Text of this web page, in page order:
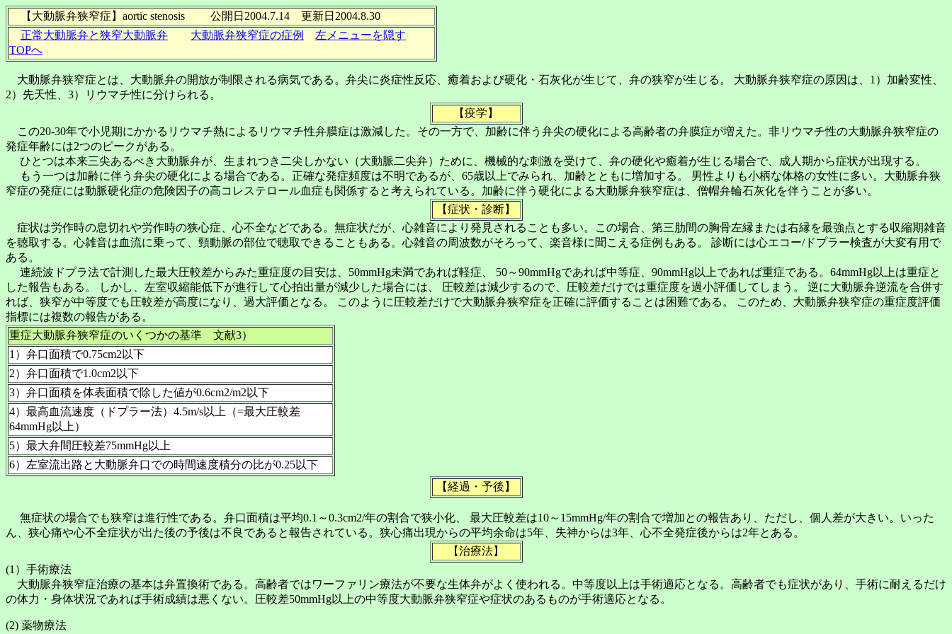
【大動脈弁狭窄症】aortic stenosis 公開日2004.7.14 更新日2004.8.30
正常大動脈弁と狭窄大動脈弁
大動脈弁狭窄症の症例
左メニューを隠す
TOPへ
大動脈弁狭窄症とは、大動脈弁の開放が制限される病気である。弁尖に炎症性反応、癒着および硬化・石灰化が生じて、弁の狭窄が生じる。 大動脈弁狭窄症の原因は、1）加齢変性、
2）先天性、3）リウマチ性に分けられる。
【疫学】
この20-30年で小児期にかかるリウマチ熱によるリウマチ性弁膜症は激減した。その一方で、加齢に伴う弁尖の硬化による高齢者の弁膜症が増えた。非リウマチ性の大動脈弁狭窄症の
発症年齢には2つのピークがある。
ひとつは本来三尖あるべき大動脈弁が、生まれつき二尖しかない（大動脈二尖弁）ために、機械的な刺激を受けて、弁の硬化や癒着が生じる場合で、成人期から症状が出現する。
もう一つは加齢に伴う弁尖の硬化による場合である。正確な発症頻度は不明であるが、65歳以上でみられ、加齢とともに増加する。 男性よりも小柄な体格の女性に多い。大動脈弁狭
窄症の発症には動脈硬化症の危険因子の高コレステロール血症も関係すると考えられている。加齢に伴う硬化による大動脈弁狭窄症は、僧帽弁輪石灰化を伴うことが多い。
【症状・診断】
症状は労作時の息切れや労作時の狭心症、心不全などである。無症状だが、心雑音により発見されることも多い。この場合、第三肋間の胸骨左縁または右縁を最強点とする収縮期雑音
を聴取する。心雑音は血流に乗って、頸動脈の部位で聴取できることもある。心雑音の周波数がそろって、楽音様に聞こえる症例もある。 診断には心エコー/ドプラー検査が大変有用で
ある。
連続波ドプラ法で計測した最大圧較差からみた重症度の目安は、50mmHg未満であれば軽症、 50～90mmHgであれば中等症、90mmHg以上であれば重症である。64mmHg以上は重症と
した報告もある。 しかし、左室収縮能低下が進行して心拍出量が減少した場合には、 圧較差は減少するので、圧較差だけでは重症度を過小評価してしまう。 逆に大動脈弁逆流を合併す
れば、狭窄が中等度でも圧較差が高度になり、過大評価となる。 このように圧較差だけで大動脈弁狭窄症を正確に評価することは困難である。 このため、大動脈弁狭窄症の重症度評価
指標には複数の報告がある。
重症大動脈弁狭窄症のいくつかの基準 文献3）
1）弁口面積で0.75cm2以下
2）弁口面積で1.0cm2以下
3）弁口面積を体表面積で除した値が0.6cm2/m2以下
4）最高血流速度（ドプラー法）4.5m/s以上（=最大圧較差
64mmHg以上）
5）最大弁間圧較差75mmHg以上
6）左室流出路と大動脈弁口での時間速度積分の比が0.25以下
【経過・予後】
無症状の場合でも狭窄は進行性である。弁口面積は平均0.1～0.3cm2/年の割合で狭小化、 最大圧較差は10～15mmHg/年の割合で増加との報告あり、ただし、個人差が大きい。いった
ん、狭心痛や心不全症状が出た後の予後は不良であると報告されている。狭心痛出現からの平均余命は5年、失神からは3年、心不全発症後からは2年とある。
【治療法】
(1）手術療法
大動脈弁狭窄症治療の基本は弁置換術である。高齢者ではワーファリン療法が不要な生体弁がよく使われる。中等度以上は手術適応となる。高齢者でも症状があり、手術に耐えるだけ
の体力・身体状況であれば手術成績は悪くない。圧較差50mmHg以上の中等度大動脈弁狭窄症や症状のあるものが手術適応となる。
(2) 薬物療法